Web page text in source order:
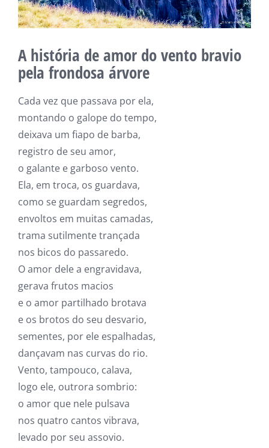
A história de amor do vento bravio
pela frondosa árvore
Cada vez que passava por ela,
montando o galope do tempo,
deixava um fiapo de barba,
registro de seu amor,
o galante e garboso vento.
Ela, em troca, os guardava,
como se guardam segredos,
envoltos em muitas camadas,
trama sutilmente trançada
nos bicos do passaredo.
O amor dele a engravidava,
gerava frutos macios
e o amor partilhado brotava
e os brotos do seu desvario,
sementes, por ele espalhadas,
dançavam nas curvas do rio.
Vento, tampouco, calava,
logo ele, outrora sombrio:
o amor que nele pulsava
nos quatro cantos vibrava,
levado por seu assovio.